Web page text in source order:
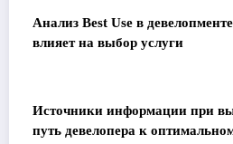
Анализ Best Use в
влияет на выбор услуги
Источники информации при
путь девелопера к